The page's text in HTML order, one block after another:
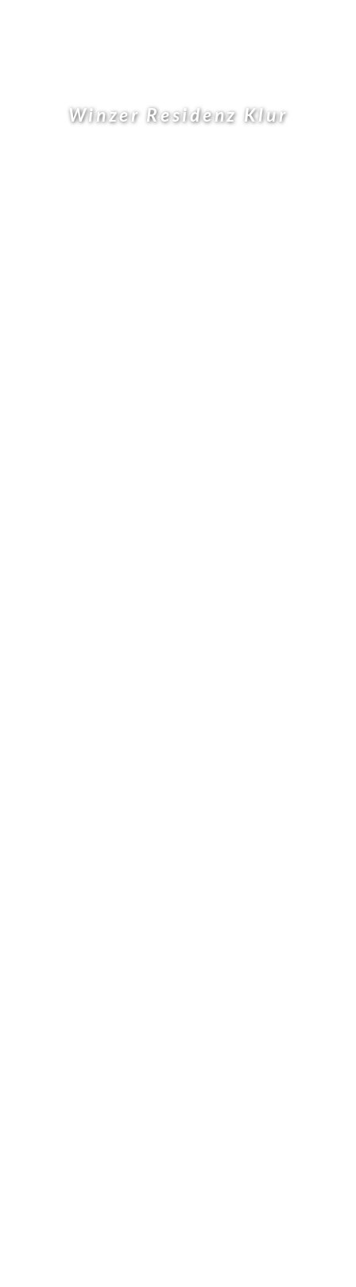
Winzer Residenz Klur